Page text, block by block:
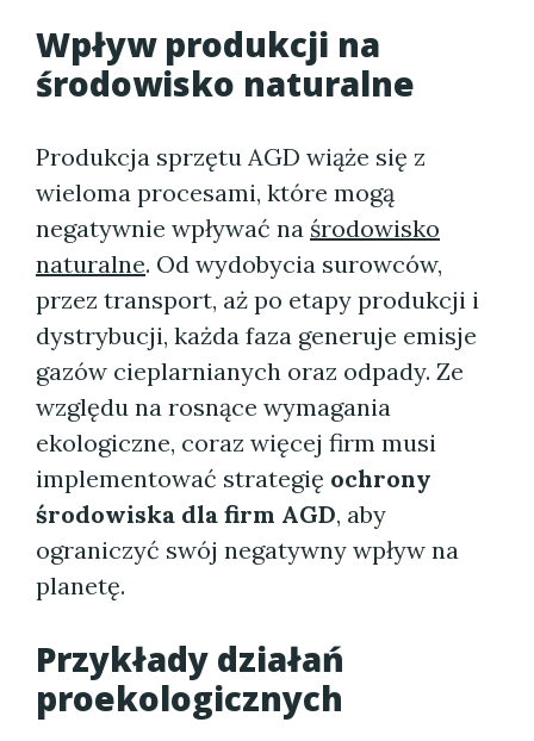
Wpływ produkcji na
środowisko naturalne
Produkcja sprzętu AGD wiąże się z
wieloma procesami, które mogą
negatywnie wpływać na środowisko
naturalne. Od wydobycia surowców,
przez transport, aż po etapy produkcji i
dystrybucji, każda faza generuje emisje
gazów cieplarnianych oraz odpady. Ze
względu na rosnące wymagania
ekologiczne, coraz więcej firm musi
implementować strategię ochrony
środowiska dla firm AGD, aby
ograniczyć swój negatywny wpływ na
planetę.
Przykłady działań
proekologicznych